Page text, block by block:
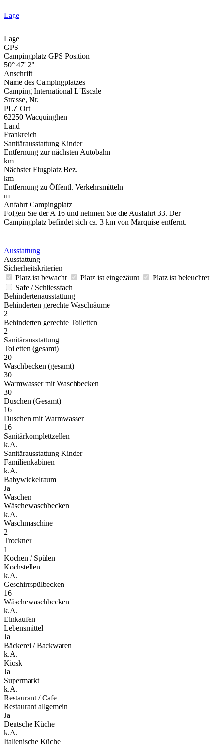
Lage
Lage
GPS
Campingplatz GPS Position
50° 47' 2"
Anschrift
Name des Campingplatzes
Camping International L´Escale
Strasse, Nr.
PLZ Ort
62250 Wacquinghen
Land
Frankreich
Sanitärausstattung Kinder
Entfernung zur nächsten Autobahn
km
Nächster Flugplatz Bez.
km
Entfernung zu Öffentl. Verkehrsmitteln
m
Anfahrt Campingplatz
Folgen Sie der A 16 und nehmen Sie die Ausfahrt 33. Der
Campingplatz befindet sich ca. 3 km von Marquise entfernt.
Ausstattung
Ausstattung
Sicherheitskriterien
Platz ist bewacht
Platz ist eingezäunt
Platz ist beleuchtet
Safe / Schliessfach
Behindertenausstattung
Behinderten gerechte Waschräume
2
Behinderten gerechte Toiletten
2
Sanitärausstattung
Toiletten (gesamt)
20
Waschbecken (gesamt)
30
Warmwasser mit Waschbecken
30
Duschen (Gesamt)
16
Duschen mit Warmwasser
16
Sanitärkomplettzellen
k.A.
Sanitärausstattung Kinder
Familienkabinen
k.A.
Babywickelraum
Ja
Waschen
Wäschewaschbecken
k.A.
Waschmaschine
2
Trockner
1
Kochen / Spülen
Kochstellen
k.A.
Geschirrspülbecken
16
Wäschewaschbecken
k.A.
Einkaufen
Lebensmittel
Ja
Bäckerei / Backwaren
k.A.
Kiosk
Ja
Supermarkt
k.A.
Restaurant / Cafe
Restaurant allgemein
Ja
Deutsche Küche
k.A.
Italienische Küche